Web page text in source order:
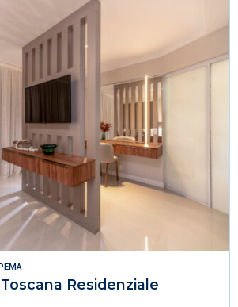
Residenziale